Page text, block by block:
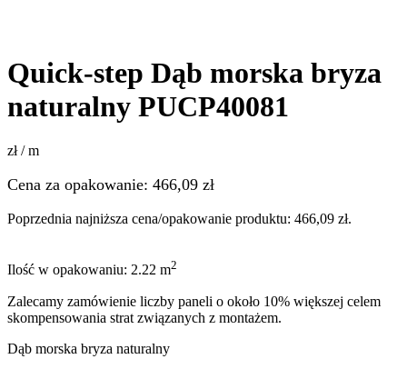
Quick-step Dąb morska bryza
naturalny PUCP40081
zł / m
Cena za opakowanie: 466,09 zł
Poprzednia najniższa cena/opakowanie produktu: 466,09 zł.
Ilość w opakowaniu: 2.22 m2
Zalecamy zamówienie liczby paneli o około 10% większej celem
skompensowania strat związanych z montażem.
Dąb morska bryza naturalny